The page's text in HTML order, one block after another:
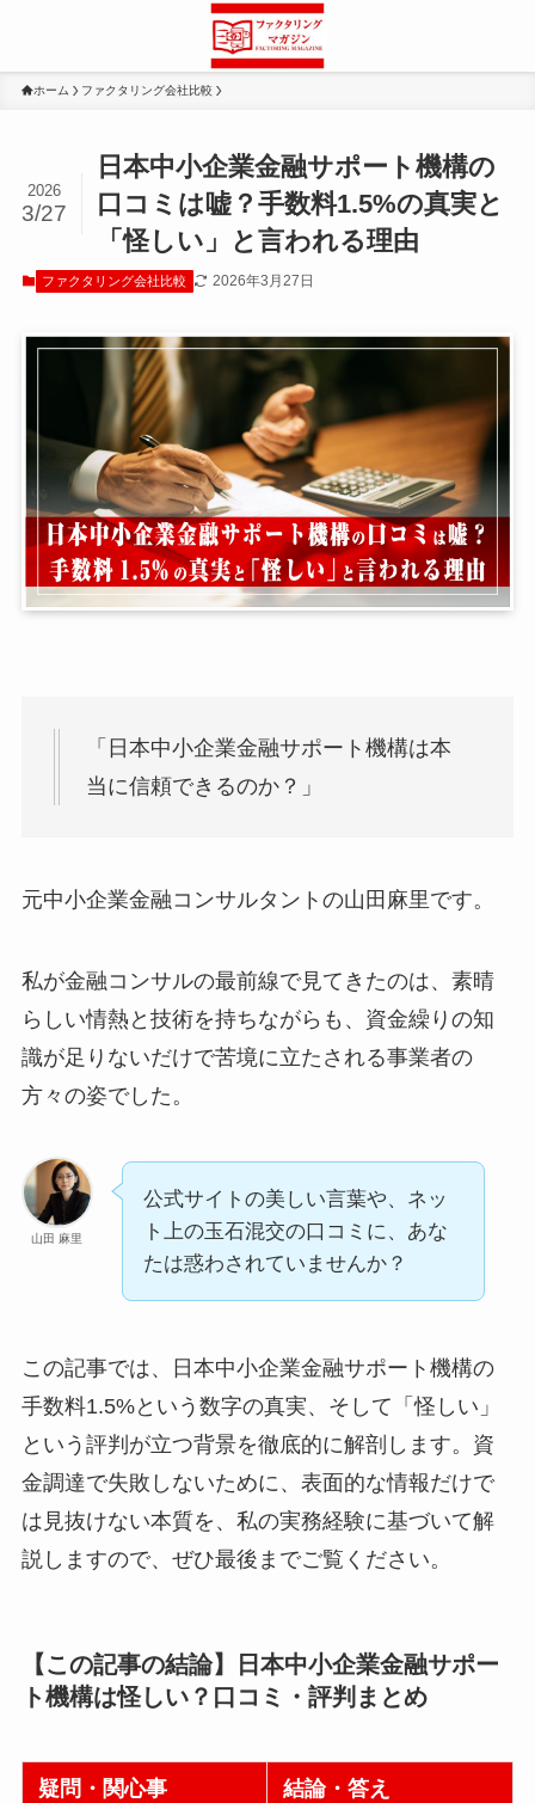
ホーム ファクタリング会社比較
日本中小企業金融サポート機構の
口コミは嘘？手数料1.5%の真実と
「怪しい」と言われる理由
2026
3/27
ファクタリング会社比較 2026年3月27日
「日本中小企業金融サポート機構は本
当に信頼できるのか？」
元中小企業金融コンサルタントの山田麻里です。
私が金融コンサルの最前線で見てきたのは、素晴
らしい情熱と技術を持ちながらも、資金繰りの知
識が足りないだけで苦境に立たされる事業者の
方々の姿でした。
山田 麻里
公式サイトの美しい言葉や、ネッ
ト上の玉石混交の口コミに、あな
たは惑わされていませんか？
この記事では、日本中小企業金融サポート機構の
手数料1.5%という数字の真実、そして「怪しい」
という評判が立つ背景を徹底的に解剖します。資
金調達で失敗しないために、表面的な情報だけで
は見抜けない本質を、私の実務経験に基づいて解
説しますので、ぜひ最後までご覧ください。
【この記事の結論】日本中小企業金融サポー
ト機構は怪しい？口コミ・評判まとめ
疑問・関心事 結論・答え